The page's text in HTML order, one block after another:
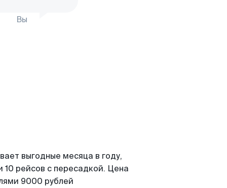
Вы
выгодные месяца в году,
рейсов с пересадкой. Цена
9000 рублей